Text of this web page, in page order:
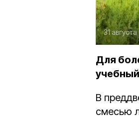
31
Для
В
смесью